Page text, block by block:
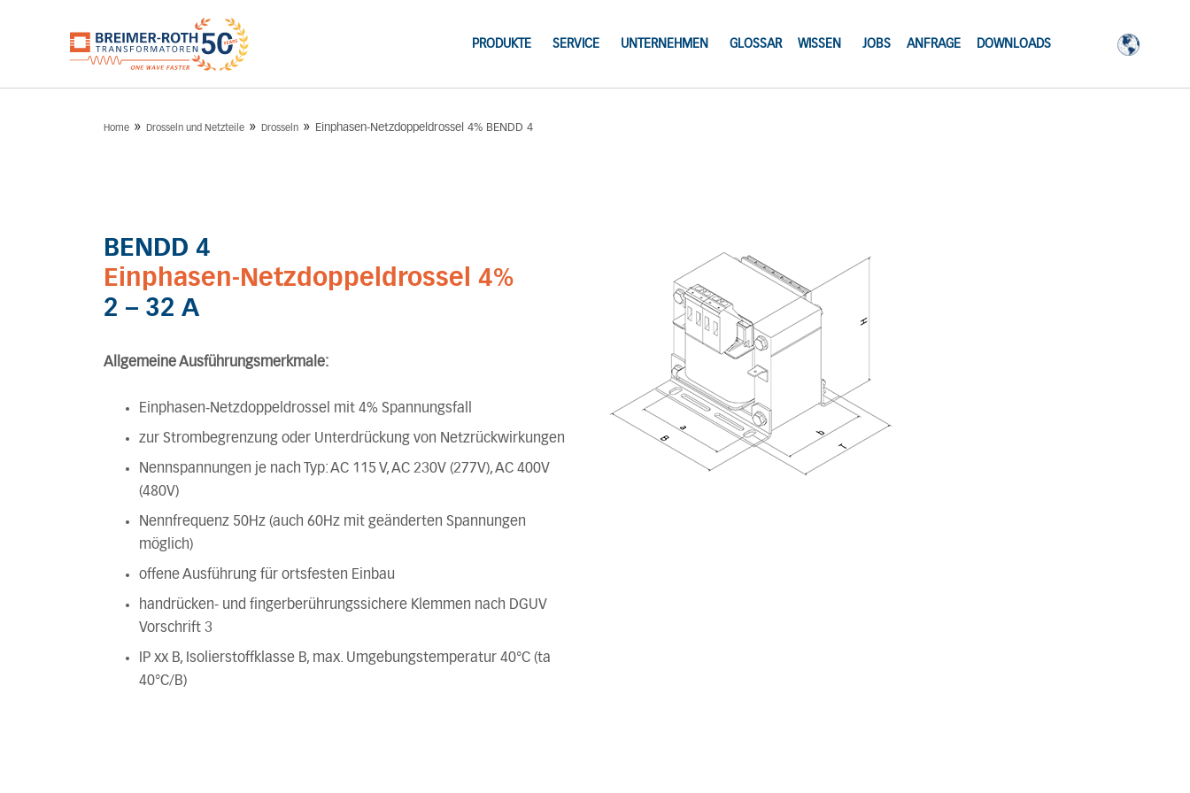
PRODUKTE SERVICE UNTERNEHMEN GLOSSAR WISSEN JOBS ANFRAGE DOWNLOADS
Home » Drosseln und Netzteile » Drosseln » Einphasen-Netzdoppeldrossel 4% BENDD 4
BENDD 4
Einphasen-Netzdoppeldrossel 4%
2 – 32 A
Allgemeine Ausführungsmerkmale:
Einphasen-Netzdoppeldrossel mit 4% Spannungsfall
zur Strombegrenzung oder Unterdrückung von Netzrückwirkungen
Nennspannungen je nach Typ: AC 115 V, AC 230V (277V), AC 400V
(480V)
Nennfrequenz 50Hz (auch 60Hz mit geänderten Spannungen
möglich)
offene Ausführung für ortsfesten Einbau
handrücken- und fingerberührungssichere Klemmen nach DGUV
Vorschrift 3
IP xx B, Isolierstoffklasse B, max. Umgebungstemperatur 40°C (ta
40°C/B)